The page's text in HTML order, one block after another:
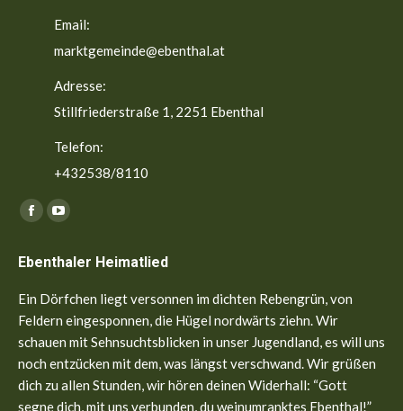
Email:
marktgemeinde@ebenthal.at
Adresse:
Stillfriederstraße 1, 2251 Ebenthal
Telefon:
+432538/8110
Finden Sie uns auf:
Facebook
opens
in
new
window
YouTube
opens
in
new
window
Ebenthaler Heimatlied
Ein Dörfchen liegt versonnen im dichten Rebengrün, von
Feldern eingesponnen, die Hügel nordwärts ziehn. Wir
schauen mit Sehnsuchtsblicken in unser Jugendland, es will uns
noch entzücken mit dem, was längst verschwand. Wir grüßen
dich zu allen Stunden, wir hören deinen Widerhall: “Gott
segne dich, mit uns verbunden, du weinumranktes Ebenthal!”